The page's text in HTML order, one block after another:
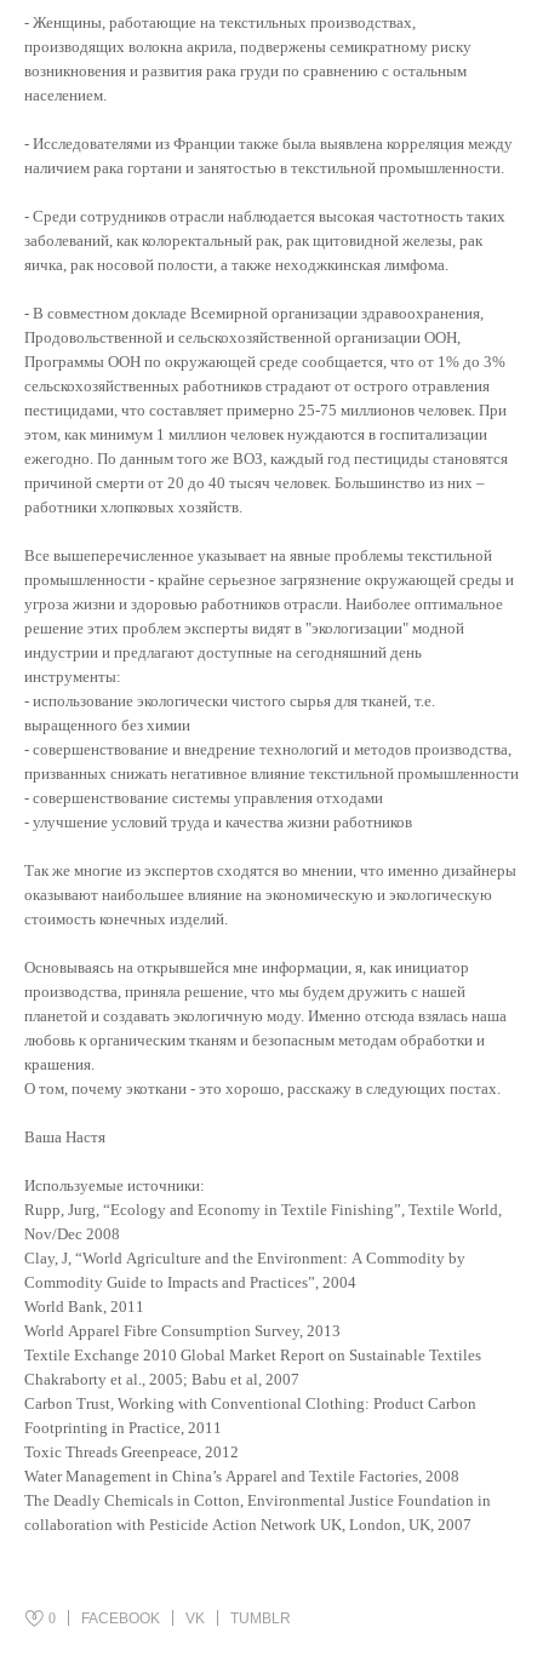
- Женщины, работающие на текстильных производствах,
производящих волокна акрила, подвержены семикратному риску
возникновения и развития рака груди по сравнению с остальным
населением.
- Исследователями из Франции также была выявлена корреляция между
наличием рака гортани и занятостью в текстильной промышленности.
- Среди сотрудников отрасли наблюдается высокая частотность таких
заболеваний, как колоректальный рак, рак щитовидной железы, рак
яичка, рак носовой полости, а также неходжкинская лимфома.
- В совместном докладе Всемирной организации здравоохранения,
Продовольственной и сельскохозяйственной организации ООН,
Программы ООН по окружающей среде сообщается, что от 1% до 3%
сельскохозяйственных работников страдают от острого отравления
пестицидами, что составляет примерно 25-75 миллионов человек. При
этом, как минимум 1 миллион человек нуждаются в госпитализации
ежегодно. По данным того же ВОЗ, каждый год пестициды становятся
причиной смерти от 20 до 40 тысяч человек. Большинство из них –
работники хлопковых хозяйств.
Все вышеперечисленное указывает на явные проблемы текстильной
промышленности - крайне серьезное загрязнение окружающей среды и
угроза жизни и здоровью работников отрасли. Наиболее оптимальное
решение этих проблем эксперты видят в "экологизации" модной
индустрии и предлагают доступные на сегодняшний день
инструменты:
- использование экологически чистого сырья для тканей, т.е.
выращенного без химии
- совершенствование и внедрение технологий и методов производства,
призванных снижать негативное влияние текстильной промышленности
- совершенствование системы управления отходами
- улучшение условий труда и качества жизни работников
Так же многие из экспертов сходятся во мнении, что именно дизайнеры
оказывают наибольшее влияние на экономическую и экологическую
стоимость конечных изделий.
Основываясь на открывшейся мне информации, я, как инициатор
производства, приняла решение, что мы будем дружить с нашей
планетой и создавать экологичную моду. Именно отсюда взялась наша
любовь к органическим тканям и безопасным методам обработки и
крашения.
О том, почему экоткани - это хорошо, расскажу в следующих постах.
Ваша Настя
Используемые источники:
Rupp, Jurg, “Ecology and Economy in Textile Finishing”, Textile World,
Nov/Dec 2008
Clay, J, “World Agriculture and the Environment: A Commodity by
Commodity Guide to Impacts and Practices”, 2004
World Bank, 2011
World Apparel Fibre Consumption Survey, 2013
Textile Exchange 2010 Global Market Report on Sustainable Textiles
Chakraborty et al., 2005; Babu et al, 2007
Carbon Trust, Working with Conventional Clothing: Product Carbon
Footprinting in Practice, 2011
Toxic Threads Greenpeace, 2012
Water Management in China’s Apparel and Textile Factories, 2008
The Deadly Chemicals in Cotton, Environmental Justice Foundation in
collaboration with Pesticide Action Network UK, London, UK, 2007
0 FACEBOOK VK TUMBLR